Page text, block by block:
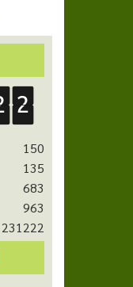
150
135
683
963
231222